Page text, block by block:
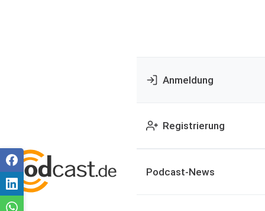
Anmeldung
Registrierung
Podcast-News